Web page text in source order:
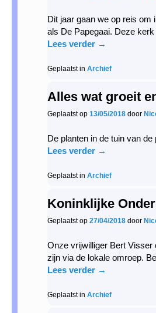
Dit jaar gaan we op reis
als De Papegaai. Deze
Lees verder →
Geplaatst in Archief
Alles wat groeit
Geplaatst op13/05/2018 door
De planten in de tuin van
Lees verder →
Geplaatst in Archief
Koninklijke
Geplaatst op27/04/2018 door
Onze vrijwilliger Bert Visser
zijn via de lokale omroep.
Lees verder →
Geplaatst in Archief